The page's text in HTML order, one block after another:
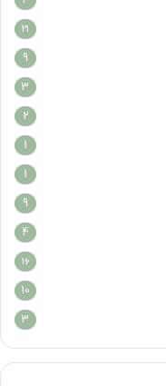
21
9
3
2
1
1
9
4
16
10
3